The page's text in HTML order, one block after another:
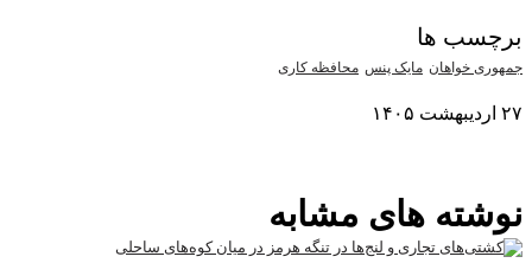
برچسب ها
جمهوری خواهان مایک پنس محافظه کاری
۲۷ اردیبهشت ۱۴۰۵
نوشته های مشابه